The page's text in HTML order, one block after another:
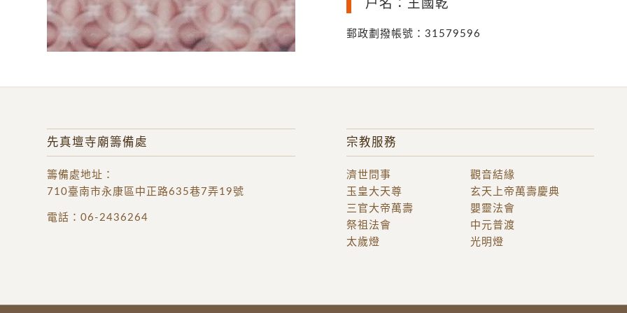
户名：王國乾
郵政劃撥帳號：31579596
先真壇寺廟籌備處
籌備處地址 ：
710臺南市永康區中正路635巷7弄19號
電話： 06-2436264
宗教服務
濟世問事
觀音結緣
玉皇大天尊
三官大帝萬壽
玄天上帝萬壽慶典
嬰靈法會
祭祖法會
中元普渡
太歲燈
光明燈